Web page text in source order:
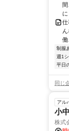
制服
週1
平日
同じ
アル
小
株式